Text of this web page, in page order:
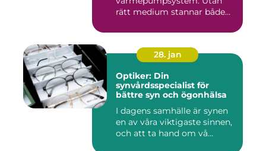
rätt medium stannar både
28. jan
Optiker: Din
synvårdsspecialist för
bättre syn och ögonhälsa
I dagens samhälle är synen
en av våra viktigaste sinnen,
och att ta hand om vå...